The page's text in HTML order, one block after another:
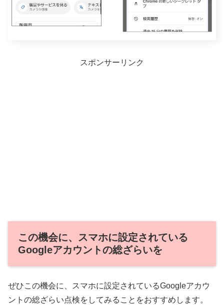
スポンサーリンク
この機会に、スマホに設定されている
Googleアカウントの総ざらいを
ぜひこの機会に、スマホに設定されているGoogleアカウ
ントの総ざらい点検をしてみることをおすすめします。